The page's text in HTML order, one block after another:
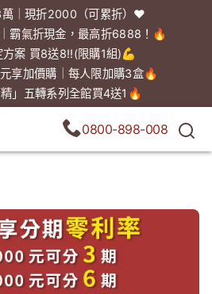
｜現折2000（可累折）❤️
霸氣折現金，最高折6888！🔥
案 買8送8!!(限購1組)💪
享加價購｜每人限加購3盒🔥
」五轉系列全館買4送1🔥
0800-898-008